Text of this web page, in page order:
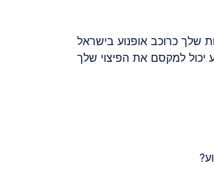
שלך כרוכב אופנוע בישראל
יכול למקסם את הפיצוי שלך